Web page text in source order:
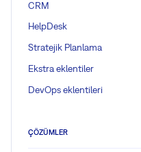
CRM
HelpDesk
Stratejik Planlama
Ekstra eklentiler
DevOps eklentileri
ÇÖZÜMLER